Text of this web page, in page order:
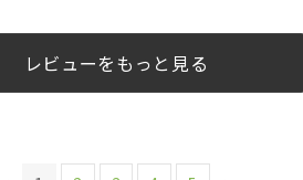
レビューをもっと見る